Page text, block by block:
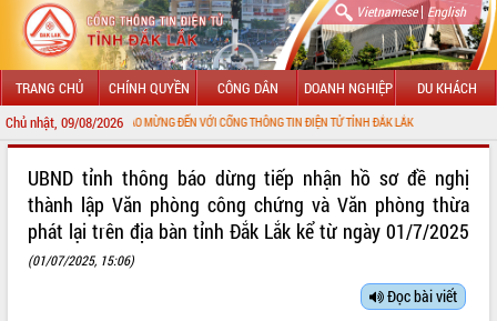
Vietnamese| English
TRANG CHỦ CHÍNH QUYỀN CÔNG DÂN DOANH NGHIỆP DU KHÁCH
Chủ nhật, 09/08/2026CHÀO MỪNG ĐẾN VỚI CỔNG THÔNG TIN ĐIỆN TỬ TỈNH ĐẮK LẮK
LÃNH ĐẠO UBND TỈNH
TIN TỨC SỰ KIỆN
UBND tỉnh thông báo dừng tiếp nhận hồ sơ đề nghị
thành lập Văn phòng công chứng và Văn phòng thừa
phát lại trên địa bàn tỉnh Ðắk Lắk kể từ ngày 01/7/2025
(01/07/2025, 15:06)
Đọc bài viết